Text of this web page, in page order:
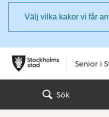
Välj vilka kakor vi får
Senior i
Sök